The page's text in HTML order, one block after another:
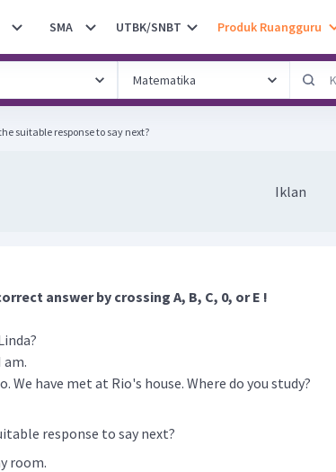
SMA UTBK/SNBT Produk Ruangguru
suitable response to say next?
Iklan
answer by crossing A, B, C, 0, or E !
am.
We have met at Rio's house. Where do you study?
response to say next?
room.